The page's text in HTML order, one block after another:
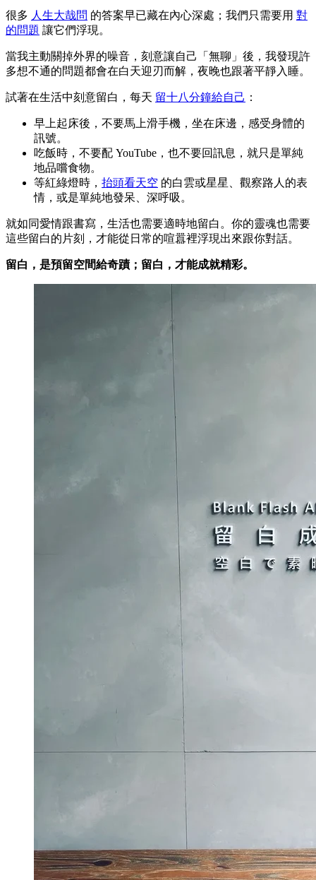
很多 人生大哉問 的答案早已藏在內心深處；我們只需要用 對
的問題 讓它們浮現。
當我主動關掉外界的噪音，刻意讓自己「無聊」後，我發現許
多想不通的問題都會在白天迎刃而解，夜晚也跟著平靜入睡。
試著在生活中刻意留白，每天 留十八分鐘給自己 ：
早上起床後，不要馬上滑手機，坐在床邊，感受身體的
訊號。
吃飯時，不要配 YouTube，也不要回訊息，就只是單純
地品嚐食物。
等紅綠燈時， 抬頭看天空 的白雲或星星、觀察路人的表
情，或是單純地發呆、深呼吸。
就如同愛情跟書寫，生活也需要適時地留白。你的靈魂也需要
這些留白的片刻，才能從日常的喧囂裡浮現出來跟你對話。
留白，是預留空間給奇蹟；留白，才能成就精彩。